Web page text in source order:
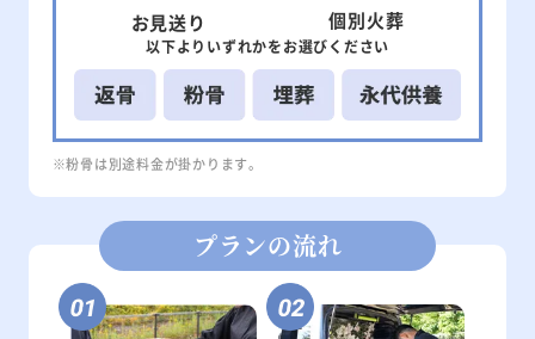
お見送り 個別火葬
以下より いずれかをお選びください
※粉骨は別途料金が掛かります。
プランの流れ